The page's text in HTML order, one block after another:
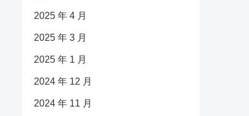
2025 年 4 月
2025 年 3 月
2025 年 1 月
2024 年 12 月
2024 年 11 月